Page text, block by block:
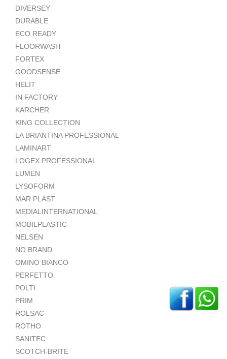
DIVERSEY
DURABLE
ECO READY
FLOORWASH
FORTEX
GOODSENSE
HELIT
IN FACTORY
KARCHER
KING COLLECTION
LA BRIANTINA PROFESSIONAL
LAMINART
LOGEX PROFESSIONAL
LUMEN
LYSOFORM
MAR PLAST
MEDIALINTERNATIONAL
MOBILPLASTIC
NELSEN
NO BRAND
OMINO BIANCO
PERFETTO
POLTI
PRIM
ROLSAC
ROTHO
SANITEC
SCOTCH-BRITE